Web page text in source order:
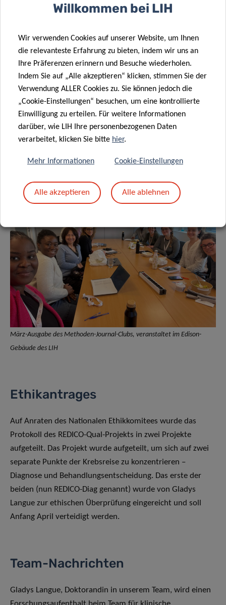
Die besprochenen Artikel finden Sie hier:
Directed Acyclic Graphs:
https://www.jclinepi.com/article/S0895-4356(21)00240-
7/fulltext
Target trials:https://www.jclinepi.com/article/S0895-
4356(16)30136-6/fulltext
Wenn Sie mehr über den monatlichen Journal Club
erfahren möchten, wenden Sie sich bitte an Dr. Bafei unter:
März-Ausgabe des Methoden-Journal-Clubs, veranstaltet im Edison-
Gebäude des LIH
Ethikantrages
Auf Anraten des Nationalen Ethikkomitees wurde das
Protokoll des REDICO-Qual-Projekts in zwei Projekte
aufgeteilt. Das Projekt wurde aufgeteilt, um sich auf zwei
separate Punkte der Krebsreise zu konzentrieren –
Diagnose und Behandlungsentscheidung. Das erste der
beiden (nun REDICO-Diag genannt) wurde von Gladys
Langue zur ethischen Überprüfung eingereicht und soll
Anfang April verteidigt werden.
Team-Nachrichten
Gladys Langue, Doktorandin in unserem Team, wird einen
Willkommen bei LIH
Wir verwenden Cookies auf unserer Website, um Ihnen
die relevanteste Erfahrung zu bieten, indem wir uns an
Ihre Präferenzen erinnern und Besuche wiederholen.
Indem Sie auf „Alle akzeptieren“ klicken, stimmen Sie der
Verwendung ALLER Cookies zu. Sie können jedoch die
„Cookie-Einstellungen“ besuchen, um eine kontrollierte
Einwilligung zu erteilen. Für weitere Informationen
darüber, wie LIH Ihre personenbezogenen Daten
verarbeitet, klicken Sie bitte hier.
Mehr Informationen Cookie-Einstellungen
Alle akzeptieren Alle ablehnen